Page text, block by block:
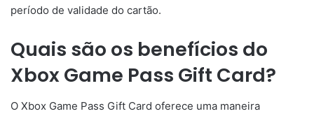
período de validade do cartão.
Quais são os benefícios do
Xbox Game Pass Gift Card?
O Xbox Game Pass Gift Card oferece uma maneira